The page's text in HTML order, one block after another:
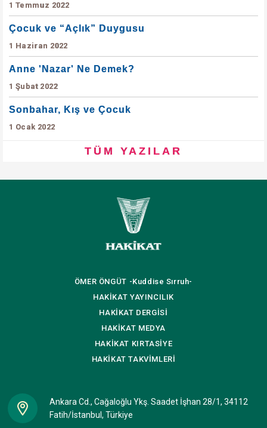
1 Temmuz 2022
Çocuk ve “Açlık” Duygusu
1 Haziran 2022
Anne 'Nazar' Ne Demek?
1 Şubat 2022
Sonbahar, Kış ve Çocuk
1 Ocak 2022
TÜM YAZILAR
ÖMER ÖNGÜT -Kuddise Sırruh-
HAKİKAT YAYINCILIK
HAKİKAT DERGİSİ
HAKİKAT MEDYA
HAKİKAT KIRTASİYE
HAKİKATTAKVİMLERİ
Ankara Cd., Cağaloğlu Ykş. Saadet İşhan 28/1, 34112
Fatih/İstanbul, Türkiye